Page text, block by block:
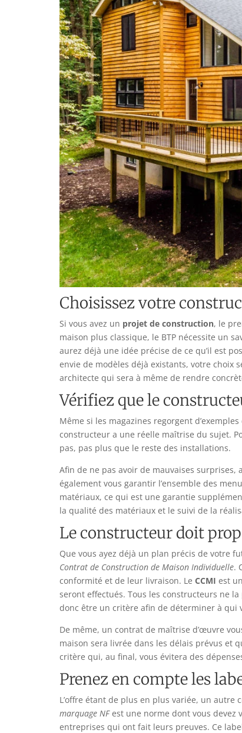
Choisissez votre
Si vous avez un projet de construction, le
maison plus classique, le BTP nécessite un
aurez déjà une idée précise de ce qu’il est
envie de modèles déjà existants, votre choix
architecte qui sera à même de rendre
Vérifiez que le
Même si les magazines regorgent d’exemples
constructeur a une réelle maîtrise du sujet.
pas, pas plus que le reste des installations.
Afin de ne pas avoir de mauvaises surprises,
également vous garantir l’ensemble des
matériaux, ce qui est une garantie
la qualité des matériaux et le suivi de la
Le constructeur doit
Que vous ayez déjà un plan précis de votre
Contrat de Construction de Maison Individuelle.
conformité et de leur livraison. Le CCMI est
seront effectués. Tous les constructeurs ne
donc être un critère afin de déterminer à qui
De même, un contrat de maîtrise d’œuvre
maison sera livrée dans les délais prévus et
critère qui, au final, vous évitera des
Prenez en compte les
L’offre étant de plus en plus variée, un
marquage NFest une norme dont vous devez
entreprises qui ont fait leurs preuves. Ce